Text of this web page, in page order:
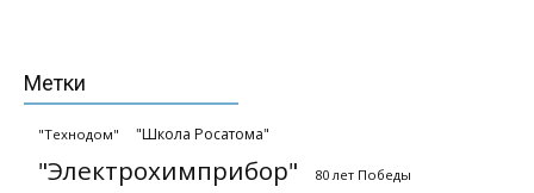
Метки
"Технодом" "Школа Росатома"
"Электрохимприбор" 80 лет Победы